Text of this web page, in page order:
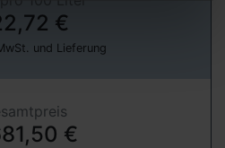
€
und Lieferung
€